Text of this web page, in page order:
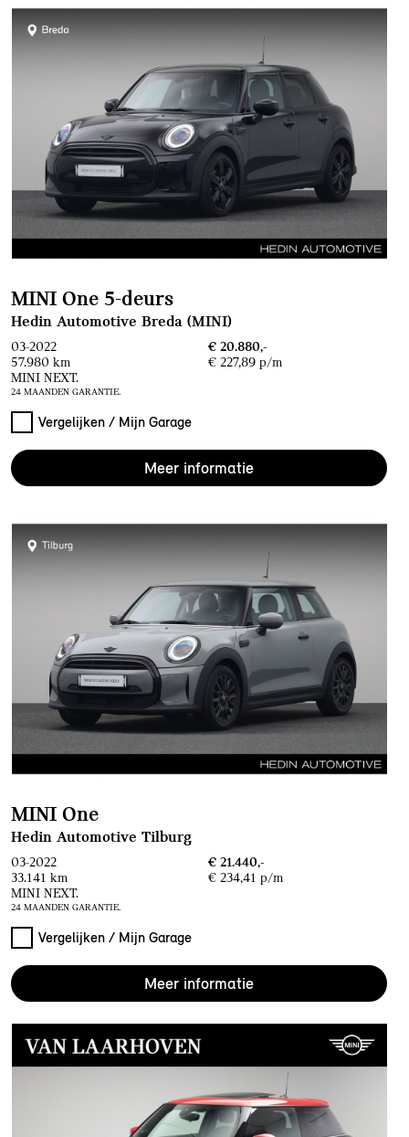
MINI One 5-deurs
Hedin Automotive Breda (MINI)
03-2022
€ 20.880,-
57.980 km
€ 227,89 p/m
MINI NEXT.
24 MAANDEN GARANTIE.
Vergelijken / Mijn Garage
Meer informatie
MINI One
Hedin Automotive Tilburg
03-2022
€ 21.440,-
33.141 km
€ 234,41 p/m
MINI NEXT.
24 MAANDEN GARANTIE.
Vergelijken / Mijn Garage
Meer informatie